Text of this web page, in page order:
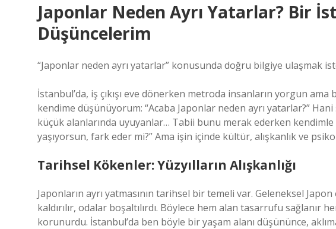
Japonlar Neden Ayrı Yatarlar? Bir
Düşüncelerim
“Japonlar neden ayrı yatarlar” konusunda doğru bilgiye ulaşmak
İstanbul’da, iş çıkışı eve dönerken metroda insanların yorgun
kendime düşünüyorum: “Acaba Japonlar neden ayrı yatarlar?”
küçük alanlarında uyuyanlar… Tabii bunu merak ederken kendimle
yaşıyorsun, fark eder mi?” Ama işin içinde kültür, alışkanlık ve
Tarihsel Kökenler: Yüzyılların Alışkanlığı
Japonların ayrı yatmasının tarihsel bir temeli var. Geleneksel
kaldırılır, odalar boşaltılırdı. Böylece hem alan tasarrufu sağlanır
korunurdu. İstanbul’da ben böyle bir yaşam alanı düşününce,